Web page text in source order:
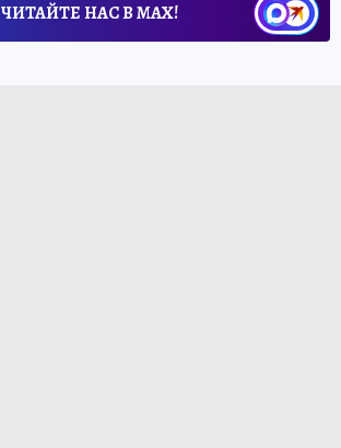
ЧИТАЙТЕ НАС В МАХ!